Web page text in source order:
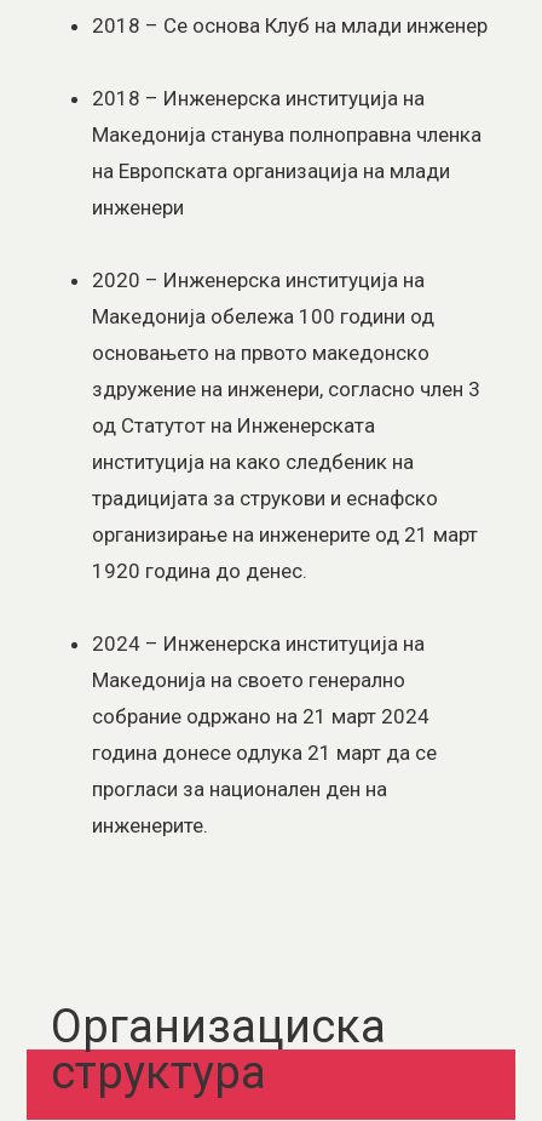
2018 – Се основа Клуб на млади инженер
2018 – Инженерска институција на
Македонија станува полноправна членка
на Европската организација на млади
инженери
2020 – Инженерска институција на
Македонија обележа 100 години од
основањето на првото македонско
здружение на инженери, согласно член 3
од Статутот на Инженерската
институција на како следбеник на
традицијата за струкови и еснафско
организирање на инженерите од 21 март
1920 година до денес.
2024 – Инженерска институција на
Македонија на своето генерално
собрание одржано на 21 март 2024
година донесе одлука 21 март да се
прогласи за национален ден на
инженерите.
Организациска
структура